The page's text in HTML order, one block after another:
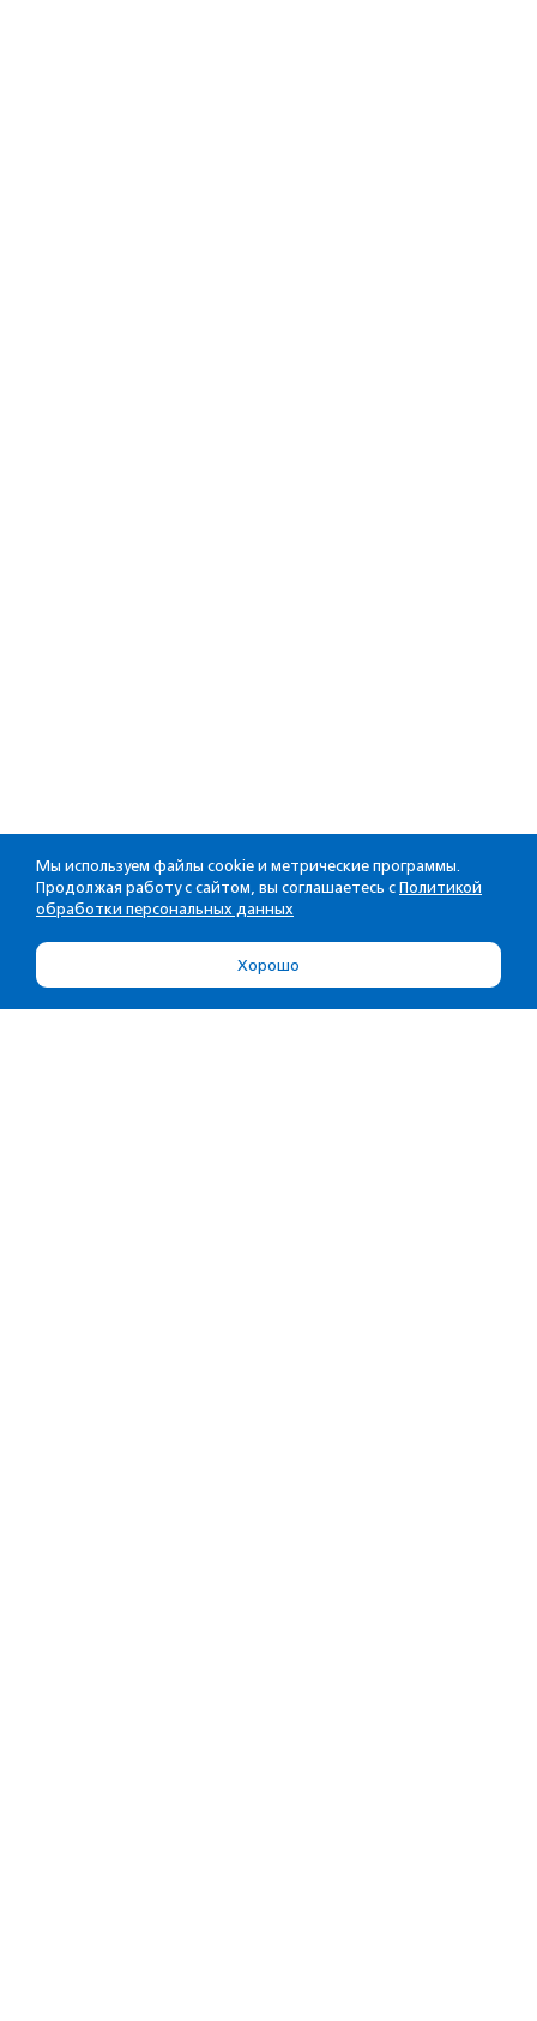
Мы используем файлы cookie и метрические программы.
Продолжая работу с сайтом, вы соглашаетесь с Политикой
обработки персональных данных
Хорошо